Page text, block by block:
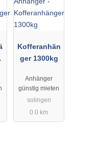
Kofferanhän
ger 1300kg
Anhänger
günstig mieten
solingen
0.0 km